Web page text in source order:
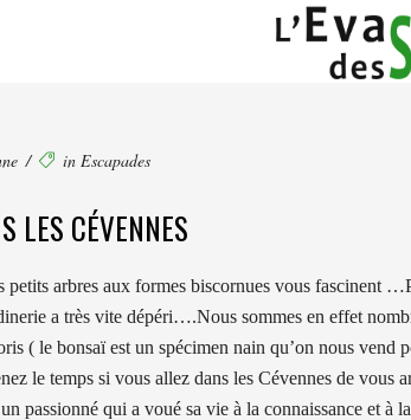
in Escapades
LES CÉVENNES
petits arbres aux formes biscornues vous fascinent
a très vite dépéri….Nous sommes en effet
( le bonsaï est un spécimen nain qu’on nous vend
le temps si vous allez dans les Cévennes de vous
passionné qui a voué sa vie à la connaissance et à